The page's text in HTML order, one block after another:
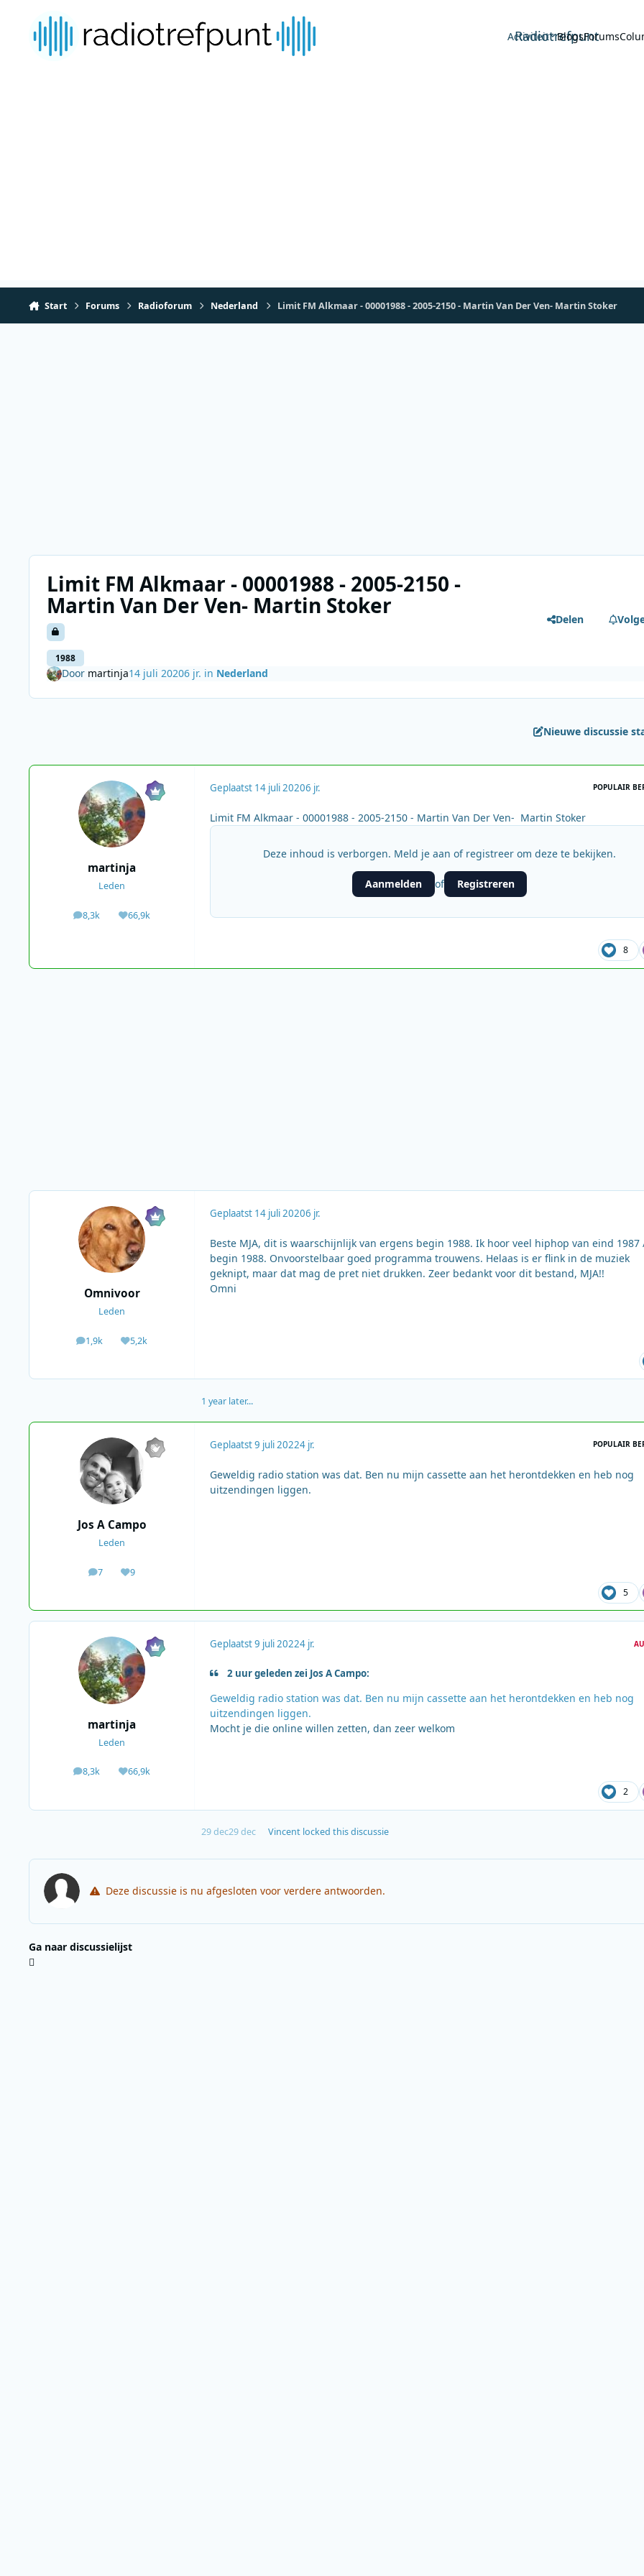
Radiotrefpunt
Activiteit BlogsForums
Start Forums Radioforum Nederland Limit FM Alkmaar - 00001988 - 2005-2150 - Martin Van Der Ven- Martin Stoker
Limit FM Alkmaar - 00001988 - 2005-2150 -
Martin Van Der Ven- Martin Stoker
1988
Delen
Door martinja14 juli 20206 jr. in Nederland
Nieuwe discussie
martinja
Leden
8,3k
berichten66,9k
Waardering
Geplaatst 14 juli 20206 jr. POPULAIR
Limit FM Alkmaar - 00001988 - 2005-2150 - Martin Van Der Ven- Martin Stoker
Deze inhoud is verborgen. Meld je aan of registreer om deze te bekijken.
Aanmelden of Registreren
8
Omnivoor
Leden
1,9k
berichten5,2k
Waardering
Geplaatst 14 juli 20206 jr.
Beste MJA, dit is waarschijnlijk van ergens begin 1988. Ik hoor veel hiphop van eind 1987
begin 1988. Onvoorstelbaar goed programma trouwens. Helaas is er flink in de muziek
geknipt, maar dat mag de pret niet drukken. Zeer bedankt voor dit bestand, MJA!!
Omni
1 year later...
Jos A Campo
Leden
7
berichten
9
Waardering
Geplaatst9 juli 20224 jr. POPULAIR
Geweldig radio station was dat. Ben nu mijn cassette aan het herontdekken en heb nog
uitzendingen liggen.
5
martinja
Leden
8,3k
berichten66,9k
Waardering
Geplaatst9 juli 20224 jr.
2 uur geleden zei Jos A Campo:
Geweldig radio station was dat. Ben nu mijn cassette aan het herontdekken en heb nog
uitzendingen liggen.
Mocht je die online willen zetten, dan zeer welkom
2
29 dec29 dec Vincent locked this discussie
Deze discussie is nu afgesloten voor verdere antwoorden.
Ga naar discussielijst